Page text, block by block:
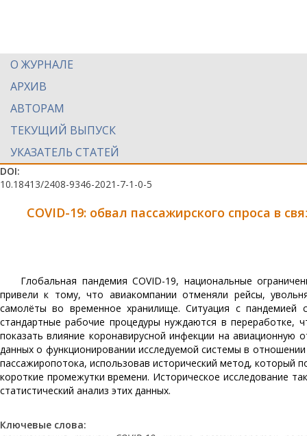
О ЖУРНАЛЕ
АРХИВ
АВТОРАМ
ТЕКУЩИЙ ВЫПУСК
УКАЗАТЕЛЬ СТАТЕЙ
DOI:
10.18413/2408-9346-2021-7-1-0-5
COVID-19: обвал пассажирского спроса в
Глобальная пандемия COVID-19, национальные
привели к тому, что авиакомпании отменяли рейсы,
самолёты во временное хранилище. Ситуация с
стандартные рабочие процедуры нуждаются в переработке,
показать влияние коронавирусной инфекции на авиационную
данных о функционировании исследуемой системы в
пассажиропотока, использовав исторический метод, который
короткие промежутки времени. Историческое исследование
статистический анализ этих данных.
Ключевые слова: